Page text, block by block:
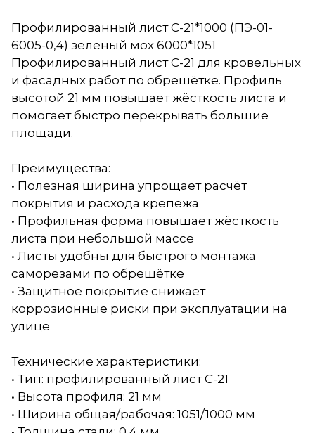
Профилированный лист С-21*1000 (ПЭ-01-
6005-0,4) зеленый мох 6000*1051
Профилированный лист С-21 для кровельных
и фасадных работ по обрешётке. Профиль
высотой 21 мм повышает жёсткость листа и
помогает быстро перекрывать большие
площади.
Преимущества:
• Полезная ширина упрощает расчёт
покрытия и расхода крепежа
• Профильная форма повышает жёсткость
листа при небольшой массе
• Листы удобны для быстрого монтажа
саморезами по обрешётке
• Защитное покрытие снижает
коррозионные риски при эксплуатации на
улице
Технические характеристики:
• Тип: профилированный лист С-21
• Высота профиля: 21 мм
• Ширина общая/рабочая: 1051/1000 мм